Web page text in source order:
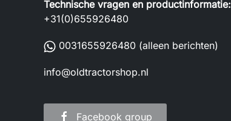
Technische vragen en productinformatie:
+31(0)655926480
0031655926480 (alleen berichten)
info@oldtractorshop.nl
Facebook group